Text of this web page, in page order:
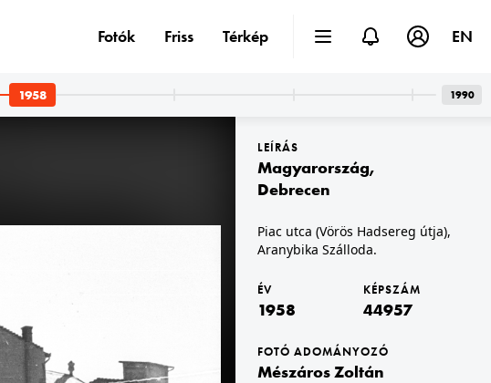
LEÍRÁS
Magyarország,
Debrecen
Piac utca (Vörös Hadsereg útja),
Aranybika Szálloda.
ÉV
1958
KÉPSZÁM
44957
FOTÓ ADOMÁNYOZÓ
Mészáros Zoltán
Fotók Friss Térkép EN
1990
1958